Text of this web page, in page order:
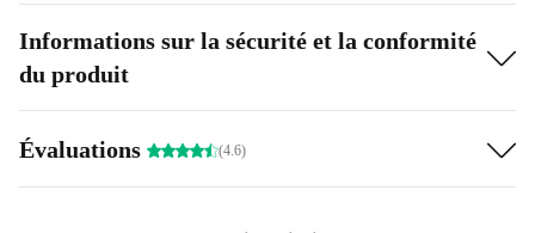
Informations sur la sécurité et la conformité
du produit
Évaluations (4.6)